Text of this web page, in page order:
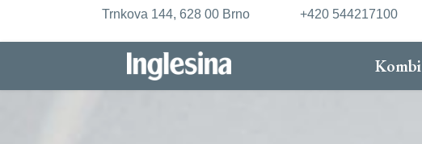
Trnkova 144, 628 00 Brno +420 544217100
Kombi